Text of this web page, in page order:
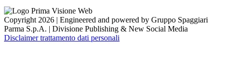
Copyright 2026 | Engineered and powered by Gruppo Spaggiari
Parma S.p.A. | Divisione Publishing & New Social Media
Disclaimer trattamento dati personali